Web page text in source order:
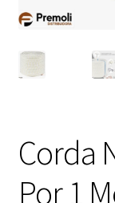
Corda
Por 1